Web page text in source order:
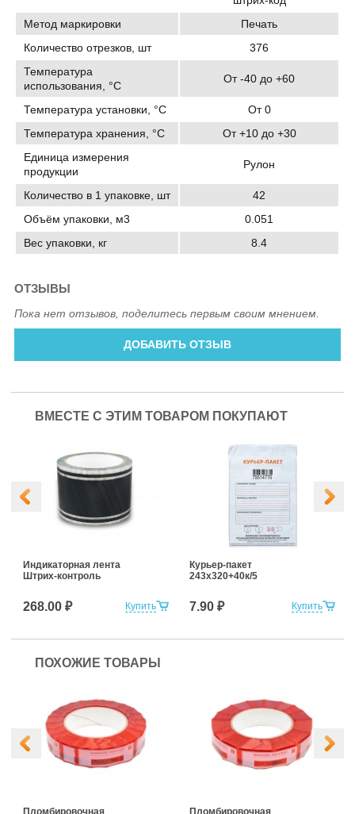
Метод маркировки
Печать
Количество отрезков, шт
376
Температура
использования, °C
От -40 до +60
Температура установки, °C
От 0
Температура хранения, °C
От +10 до +30
Единица измерения
продукции
Рулон
Количество в 1 упаковке, шт
42
Объём упаковки, м3
0.051
Вес упаковки, кг
8.4
ОТЗЫВЫ
Пока нет отзывов, поделитесь первым своим мнением.
ДОБАВИТЬ ОТЗЫВ
ВМЕСТЕ С ЭТИМ ТОВАРОМ ПОКУПАЮТ
Купить
Индикаторная лента
Штрих-контроль
268.00 ₽ Купить
Курьер-пакет
243x320+40к/5
7.90 ₽
ПОХОЖИЕ ТОВАРЫ
Пломбировочная
Пломбировочная